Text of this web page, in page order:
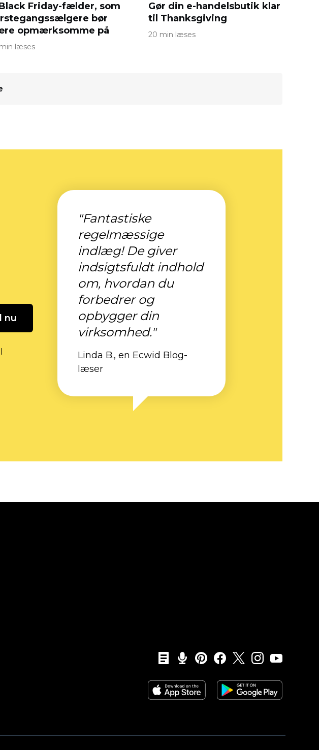
Friday-fælder, som
bør
opmærksomme på
læses
Gør din e-handelsbutik klar
til Thanksgiving
20 min læses
nu
"Fantastiske
regelmæssige
indlæg! De giver
indsigtsfuldt indhold
om, hvordan du
forbedrer og
opbygger din
virksomhed."
Linda B., en Ecwid Blog-
læser